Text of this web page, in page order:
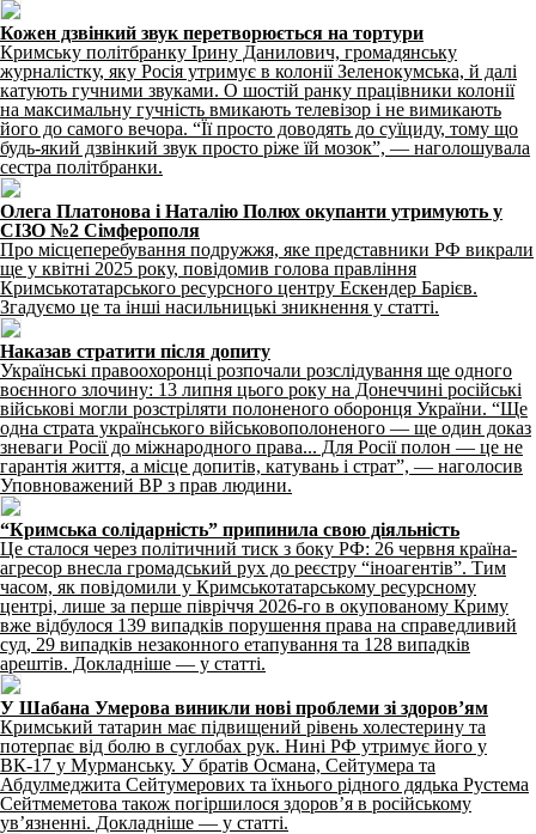
Кожен дзвінкий звук перетворюється на тортури
Кримську політбранку Ірину Данилович, громадянську
журналістку, яку Росія утримує в колонії Зеленокумська, й далі
катують гучними звуками. О шостій ранку працівники колонії
на максимальну гучність вмикають телевізор і не вимикають
його до самого вечора. “Її просто доводять до суїциду, тому що
будь-який дзвінкий звук просто ріже їй мозок”, — наголошувала
сестра політбранки.
Олега Платонова і Наталію Полюх окупанти утримують у
СІЗО №2 Сімферополя
Про місцеперебування подружжя, яке представники РФ викрали
ще у квітні 2025 року, повідомив голова правління
Кримськотатарського ресурсного центру Ескендер Барієв.
Згадуємо це та інші насильницькі зникнення у статті.
Наказав стратити після допиту
Українські правоохоронці розпочали розслідування ще одного
воєнного злочину: 13 липня цього року на Донеччині російські
військові могли розстріляти полоненого оборонця України. “Ще
одна страта українського військовополоненого — ще один доказ
зневаги Росії до міжнародного права... Для Росії полон — це не
гарантія життя, а місце допитів, катувань і страт”, — наголосив
Уповноважений ВР з прав людини.
“Кримська солідарність” припинила свою діяльність
Це сталося через політичний тиск з боку РФ: 26 червня країна-
агресор внесла громадський рух до реєстру “іноагентів”. Тим
часом, як повідомили у Кримськотатарському ресурсному
центрі, лише за перше півріччя 2026-го в окупованому Криму
вже відбулося 139 випадків порушення права на справедливий
суд, 29 випадків незаконного етапування та 128 випадків
арештів. Докладніше — у статті.
У Шабана Умерова виникли нові проблеми зі здоров’ям
Кримський татарин має підвищений рівень холестерину та
потерпає від болю в суглобах рук. Нині РФ утримує його у
ВК-17 у Мурманську. У братів Османа, Сейтумера та
Абдулмеджита Сейтумерових та їхнього рідного дядька Рустема
Сейтмеметова також погіршилося здоров’я в російському
ув’язненні. Докладніше — у статті.